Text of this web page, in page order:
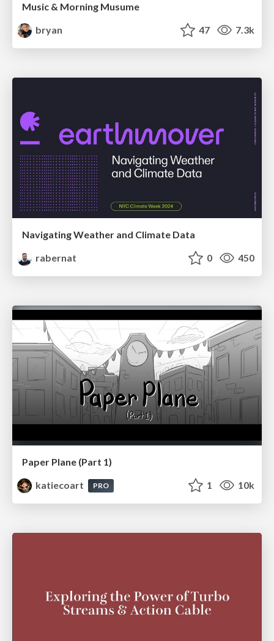
Music & Morning Musume
bryan
47 7.3k
Navigating Weather and Climate Data
rabernat
0 450
Paper Plane (Part 1)
katiecoart
PRO 1 10k